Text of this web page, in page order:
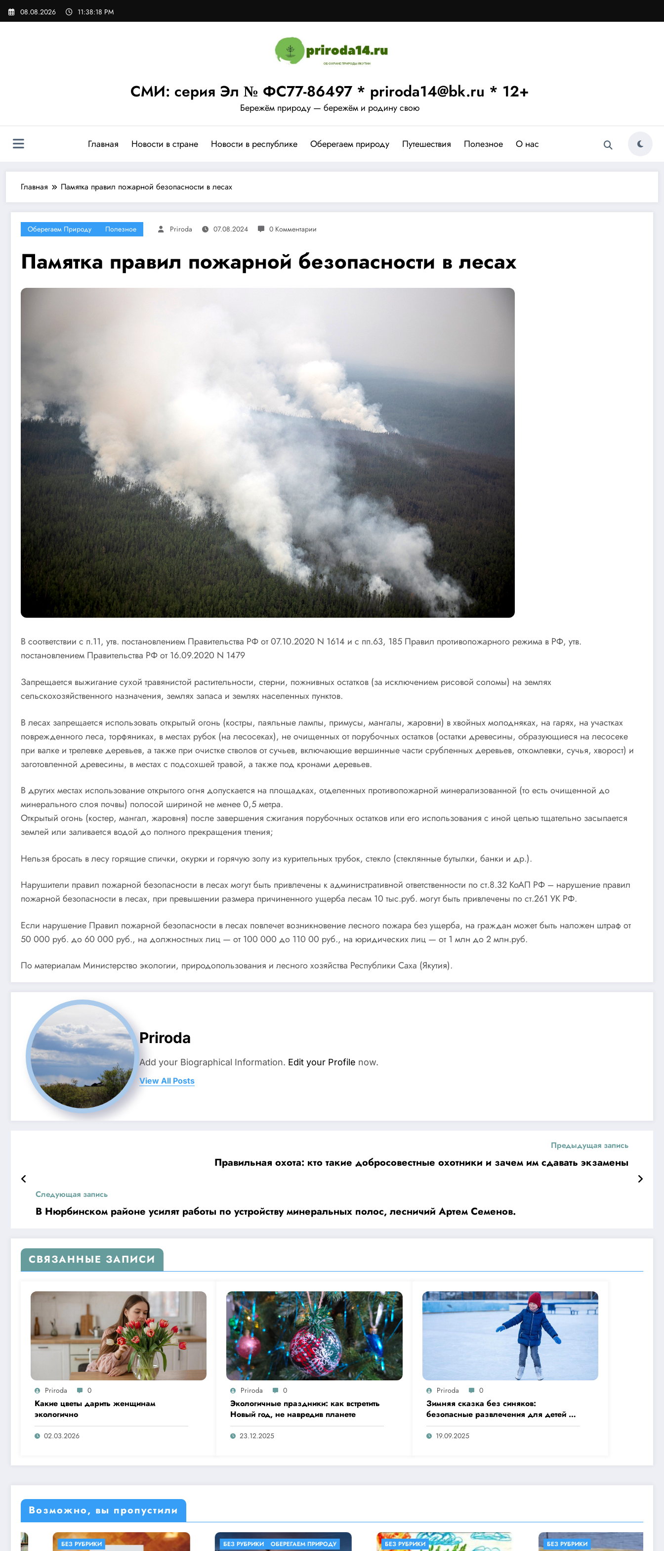
Перейти
08.08.2026 11:38:19 PM
СМИ: серия Эл № ФС77-86497 * priroda14@bk.ru * 12+
Бережём природу — бережём и родину свою
Главная Новости в стране Новости в республике Оберегаем природу Путешествия Полезное О нас
Главная Памятка правил пожарной безопасности в лесах
Оберегаем Природу Полезное Priroda 07.08.2024 0 Комментарии
Памятка правил пожарной безопасности в лесах
В соответствии с п.11, утв. постановлением Правительства РФ от 07.10.2020 N 1614 и с пп.63, 185 Правил противопожарного режима в РФ, утв.
постановлением Правительства РФ от 16.09.2020 N 1479
Запрещается выжигание сухой травянистой растительности, стерни, пожнивных остатков (за исключением рисовой соломы) на землях
сельскохозяйственного назначения, землях запаса и землях населенных пунктов.
В лесах запрещается использовать открытый огонь (костры, паяльные лампы, примусы, мангалы, жаровни) в хвойных молодняках, на гарях, на участках
поврежденного леса, торфяниках, в местах рубок (на лесосеках), не очищенных от порубочных остатков (остатки древесины, образующиеся на лесосеке
при валке и трелевке деревьев, а также при очистке стволов от сучьев, включающие вершинные части срубленных деревьев, откомлевки, сучья, хворост) и
заготовленной древесины, в местах с подсохшей травой, а также под кронами деревьев.
В других местах использование открытого огня допускается на площадках, отделенных противопожарной минерализованной (то есть очищенной до
минерального слоя почвы) полосой шириной не менее 0,5 метра.
Открытый огонь (костер, мангал, жаровня) после завершения сжигания порубочных остатков или его использования с иной целью тщательно засыпается
землей или заливается водой до полного прекращения тления;
Нельзя бросать в лесу горящие спички, окурки и горячую золу из курительных трубок, стекло (стеклянные бутылки, банки и др.).
Нарушители правил пожарной безопасности в лесах могут быть привлечены к административной ответственности по ст.8.32 КоАП РФ – нарушение правил
пожарной безопасности в лесах, при превышении размера причиненного ущерба лесам 10 тыс.руб. могут быть привлечены по ст.261 УК РФ.
Если нарушение Правил пожарной безопасности в лесах повлечет возникновение лесного пожара без ущерба, на граждан может быть наложен штраф от
50 000 руб. до 60 000 руб., на должностных лиц — от 100 000 до 110 00 руб., на юридических лиц — от 1 млн до 2 млн.руб.
По материалам Министерство экологии, природопользования и лесного хозяйства Республики Саха (Якутия).
Priroda
Add your Biographical Information. Edit your Profile now.
View All Posts
Предыдущая запись
Правильная охота: кто такие добросовестные охотники и зачем им сдавать экзамены
Следующая запись
В Нюрбинском районе усилят работы по устройству минеральных полос, лесничий Артем Семенов.
СВЯЗАННЫЕ ЗАПИСИ
Priroda 0
Какие цветы дарить женщинам
экологично
02.03.2026
Priroda 0
Экологичные праздники: как встретить
Новый год, не навредив планете
23.12.2025
Priroda 0
Зимняя сказка без синяков:
безопасные развлечения для детей на
улице
19.09.2025
Возможно, вы пропустили
БЕЗ РУБРИКИ БЕЗ РУБРИКИ ОБЕРЕГАЕМ ПРИРОДУ БЕЗ РУБРИКИ БЕЗ РУБРИКИ